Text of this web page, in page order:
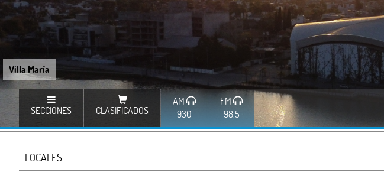
Villa María
SECCIONES CLASIFICADOS
AM
930
FM
98.5
LOCALES